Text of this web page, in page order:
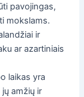
pavojingas,
mokslams.
ir
ar azartiniais
laikas yra
amžių ir